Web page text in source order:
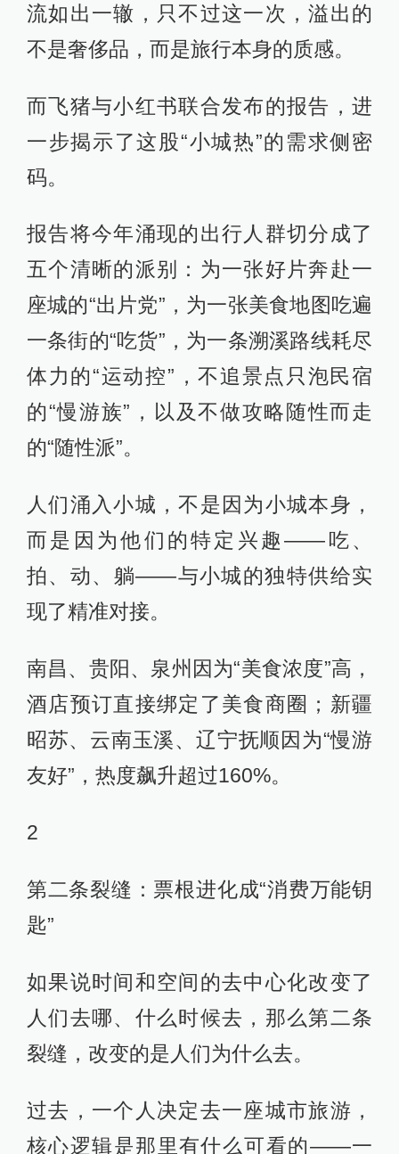
流如出一辙，只不过这一次，溢出的
不是奢侈品，而是旅行本身的质感。
而飞猪与小红书联合发布的报告，进
一步揭示了这股“小城热”的需求侧密
码。
报告将今年涌现的出行人群切分成了
五个清晰的派别：为一张好片奔赴一
座城的“出片党”，为一张美食地图吃遍
一条街的“吃货”，为一条溯溪路线耗尽
体力的“运动控”，不追景点只泡民宿
的“慢游族”，以及不做攻略随性而走
的“随性派”。
人们涌入小城，不是因为小城本身，
而是因为他们的特定兴趣——吃、
拍、动、躺——与小城的独特供给实
现了精准对接。
南昌、贵阳、泉州因为“美食浓度”高，
酒店预订直接绑定了美食商圈；新疆
昭苏、云南玉溪、辽宁抚顺因为“慢游
友好”，热度飙升超过160%。
2
第二条裂缝：票根进化成“消费万能钥
匙”
如果说时间和空间的去中心化改变了
人们去哪、什么时候去，那么第二条
裂缝，改变的是人们为什么去。
过去，一个人决定去一座城市旅游，
核心逻辑是那里有什么可看的——一